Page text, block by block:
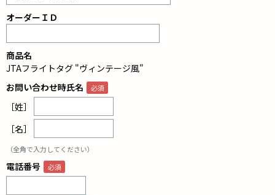
オーダーＩＤ
商品名
JTAフライトタグ "ヴィンテージ風"
お問い合わせ時氏名
［姓］
［名］
（全角で入力してください）
電話番号